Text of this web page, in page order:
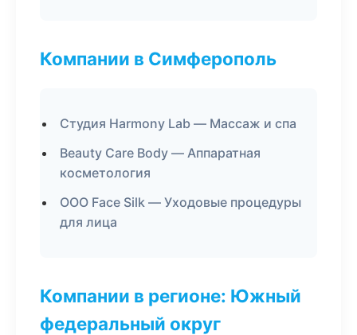
Компании в Симферополь
Студия Harmony Lab — Массаж и спа
Beauty Care Body — Аппаратная
косметология
ООО Face Silk — Уходовые процедуры
для лица
Компании в регионе: Южный
федеральный округ